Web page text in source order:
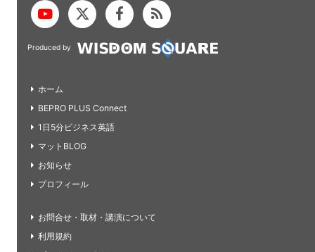
Produced by
ホーム
BEPRO PLUS Connect
1日5分ビジネス英語
マットBLOG
お知らせ
プロフィール
お問合せ・取材・講演について
利用規約